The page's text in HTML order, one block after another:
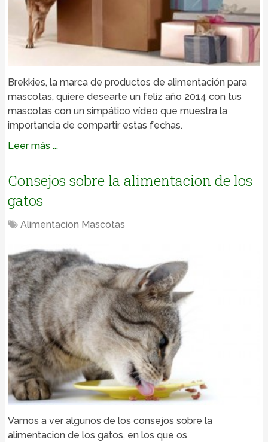
Brekkies, la marca de productos de alimentación para
mascotas, quiere desearte un feliz año 2014 con tus
mascotas con un simpático vídeo que muestra la
importancia de compartir estas fechas.
Leer más ...
Consejos sobre la alimentacion de los
gatos
Alimentacion Mascotas
Vamos a ver algunos de los consejos sobre la
alimentacion de los gatos, en los que os